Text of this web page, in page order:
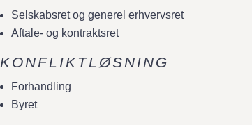
Selskabsret og generel erhvervsret
Aftale- og kontraktsret
KONFLIKTLØSNING
Forhandling
Byret